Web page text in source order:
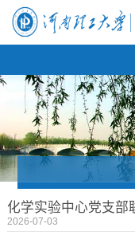
2026-07-03